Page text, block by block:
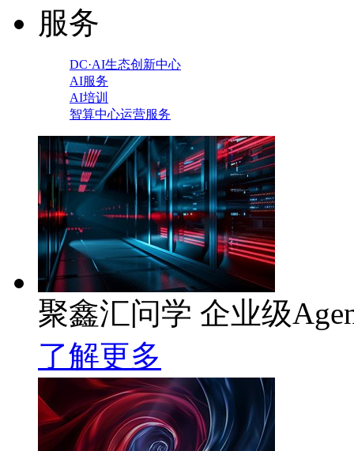
服务
DC·AI生态创新中心
AI服务
AI培训
智算中心运营服务
聚鑫汇问学 企业级
了解更多